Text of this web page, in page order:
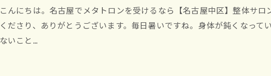
こんにちは。名古屋でメタトロンを受けるなら【名古屋中区】整体サロ
くださり、ありがとうございます。毎日暑いですね。身体が鈍くなって
ないこと…